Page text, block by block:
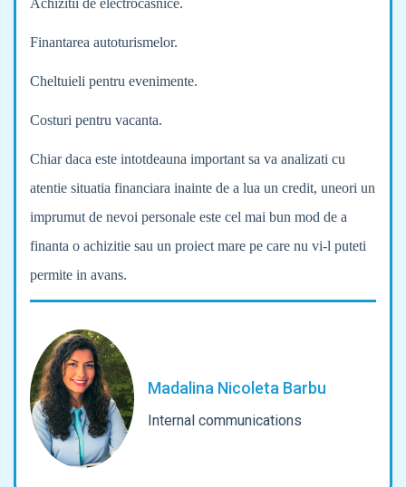
Achizitii de electrocasnice.
Finantarea autoturismelor.
Cheltuieli pentru evenimente.
Costuri pentru vacanta.
Chiar daca este intotdeauna important sa va analizati cu
atentie situatia financiara inainte de a lua un credit, uneori un
imprumut de nevoi personale este cel mai bun mod de a
finanta o achizitie sau un proiect mare pe care nu vi-l puteti
permite in avans.
Madalina Nicoleta Barbu
Internal communications